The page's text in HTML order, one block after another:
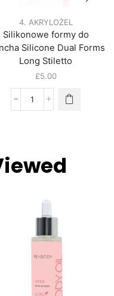
4. AKRYLOŻEL
Silikonowe formy do
Silicone Dual Forms
Long Stiletto
£5.00